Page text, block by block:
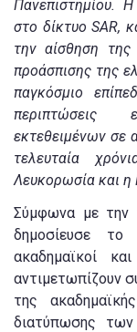
Πανεπιστημίου.
στο δίκτυο SAR,
την αίσθηση
προάσπισης της
παγκόσμιο
περιπτώσεις
εκτεθειμένων σε
τελευταία
Λευκορωσία και η
Σύμφωνα με την
δημοσίευσε το
ακαδημαϊκοί
αντιμετωπίζουν
της
διατύπωσης